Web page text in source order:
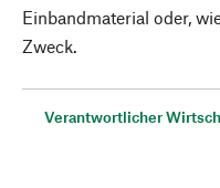
Einbandmaterial oder,
Zweck.
Verantwortlicher